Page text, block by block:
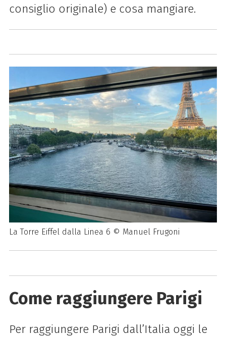
consiglio originale) e cosa mangiare.
La Torre Eiffel dalla Linea 6 © Manuel Frugoni
Come raggiungere Parigi
Per raggiungere Parigi dall’Italia oggi le